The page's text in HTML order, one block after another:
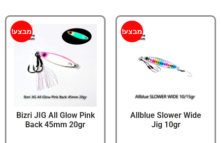
מבצע!
Allblue Slower Wide
Jig 10gr
מבצע!
Bizri JIG All Glow Pink
Back 45mm 20gr